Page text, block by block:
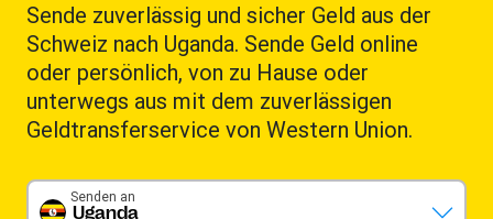
Sende zuverlässig und sicher Geld aus der
Schweiz nach Uganda. Sende Geld online
oder persönlich, von zu Hause oder
unterwegs aus mit dem zuverlässigen
Geldtransferservice von Western Union.
Uganda
Senden an